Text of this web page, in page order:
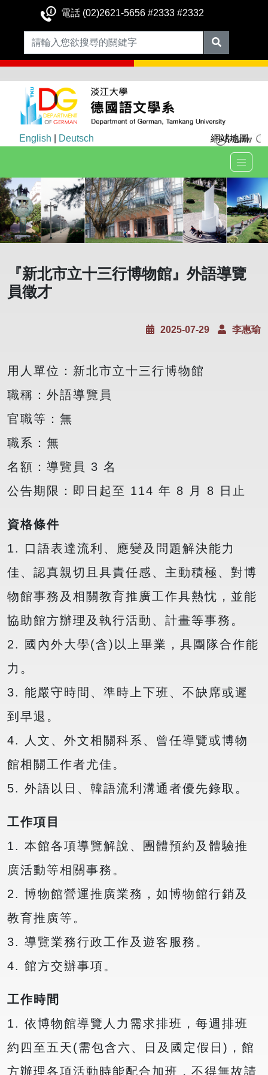
電話 (02)2621-5656 #2333 #2332
English Deutsch 網站地圖
『新北市立十三行博物館』外語導覽
員徵才
2025-07-29 李惠瑜
用人單位：新北市立十三行博物館
職稱：外語導覽員
官職等：無
職系：無
名額：導覽員 3 名
公告期限：即日起至 114 年 8 月 8 日止
資格條件
1. 口語表達流利、應變及問題解決能力
佳、認真親切且具責任感、主動積極、對博
物館事務及相關教育推廣工作具熱忱，並能
協助館方辦理及執行活動、計畫等事務。
2. 國內外大學(含)以上畢業，具團隊合作能
力。
3. 能嚴守時間、準時上下班、不缺席或遲
到早退。
4. 人文、外文相關科系、曾任導覽或博物
館相關工作者尤佳。
5. 外語以日、韓語流利溝通者優先錄取。
工作項目
1. 本館各項導覽解說、團體預約及體驗推
廣活動等相關事務。
2. 博物館營運推廣業務，如博物館行銷及
教育推廣等。
3. 導覽業務行政工作及遊客服務。
4. 館方交辦事項。
工作時間
1. 依博物館導覽人力需求排班，每週排班
約四至五天(需包含六、日及國定假日)，館
方辦理各項活動時能配合加班，不得無故請